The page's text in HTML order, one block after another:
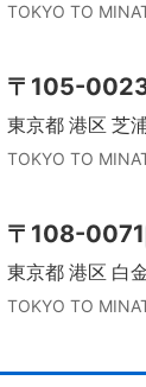
TOKYO TO
〒 105-
東京都 港区 芝
TOKYO TO
〒 108-0071
東京都 港区 白
TOKYO TO